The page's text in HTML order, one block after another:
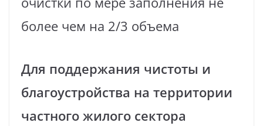
более чем на 2/3 объема
Для поддержания чистоты и
благоустройства на территории
частного жилого сектора